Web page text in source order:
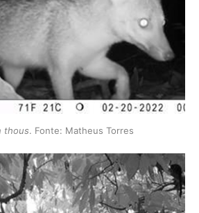
thous. Fonte: Matheus Torres